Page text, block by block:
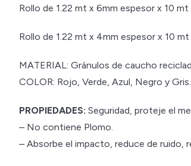
Rollo de 1.22 mt x 6mm espesor x 10 mt
Rollo de 1.22 mt x 4mm espesor x 10 mt
MATERIAL: Gránulos de caucho
COLOR: Rojo, Verde, Azul, Negro y Gris.
PROPIEDADES: Seguridad, proteje el
– No contiene Plomo.
– Absorbe el impacto, reduce de ruido,